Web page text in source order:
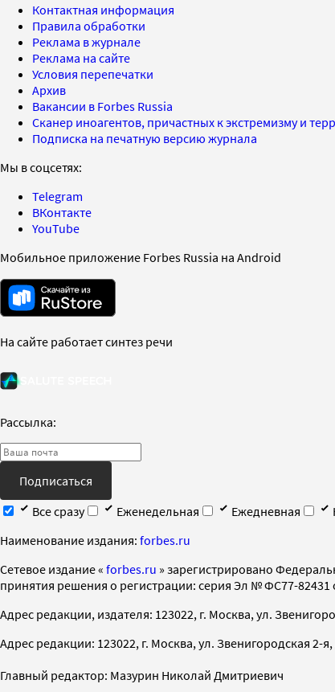
Контактная информация
Правила обработки
Реклама в журнале
Реклама на сайте
Условия перепечатки
Архив
Вакансии в Forbes Russia
Сканер иноагентов, причастных к экстремизму и
Подписка на печатную версию журнала
Мы в соцсетях:
Telegram
ВКонтакте
YouTube
Мобильное приложение Forbes Russia на Android
На сайте работает синтез речи
Рассылка:
Подписаться
Все сразу
Еженедельная Ежедневная
Наименование издания: forbes.ru
Cетевое издание « forbes.ru » зарегистрировано
принятия решения о регистрации: серия Эл № ФС77-82431
Адрес редакции, издателя: 123022, г. Москва, ул.
Адрес редакции: 123022, г. Москва, ул. Звенигородская 2-я,
Главный редактор: Мазурин Николай Дмитриевич